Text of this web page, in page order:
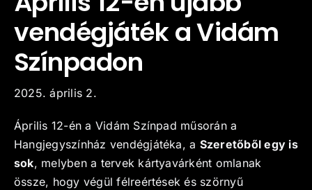
Kapcsolat
vendégjáték a Vidám
Színpadon
2025. április 2.
Április 12-én a Vidám Színpad műsorán a
Hangjegyszínház vendégjátéka, a Szeretőből egy is
sok, melyben a tervek kártyavárként omlanak
össze, hogy végül félreértések és szörnyű